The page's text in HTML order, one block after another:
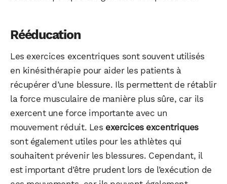
Rééducation
Les exercices excentriques sont souvent utilisés
en kinésithérapie pour aider les patients à
récupérer d’une blessure. Ils permettent de rétablir
la force musculaire de manière plus sûre, car ils
exercent une force importante avec un
mouvement réduit. Les exercices excentriques
sont également utiles pour les athlètes qui
souhaitent prévenir les blessures. Cependant, il
est important d’être prudent lors de l’exécution de